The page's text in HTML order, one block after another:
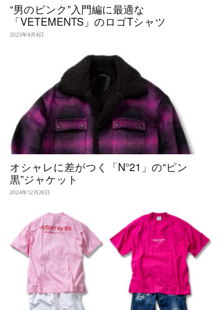
“男のピンク”入門編に最適な
「VETEMENTS」のロゴTシャツ
2025年4月4日
オシャレに差がつく「N°21」の“ピン
黒”ジャケット
2024年12月28日